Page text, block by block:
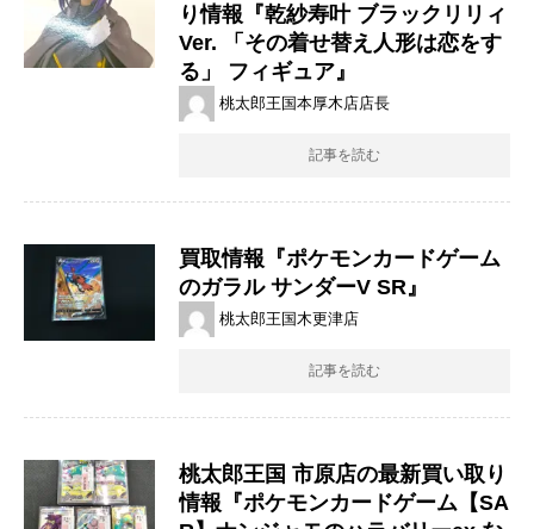
り情報『乾紗寿叶 ブラックリリィ
Ver. 「その着せ替え人形は恋をす
る」 フィギュア』
桃太郎王国本厚木店店長
記事を読む
買取情報『ポケモンカードゲーム
のガラル ​サンダーV ​SR』
桃太郎王国木更津店
記事を読む
桃太郎王国 市原店の最新買い取り
情報『ポケモンカードゲーム【SA